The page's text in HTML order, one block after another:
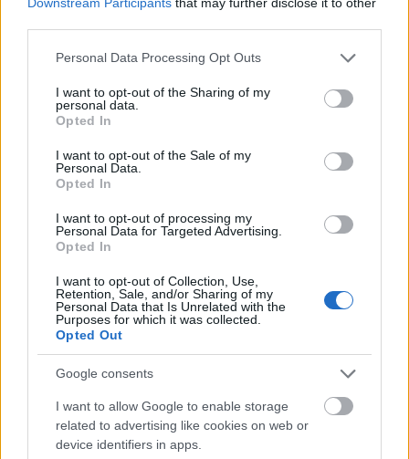
Please note that this website/app uses one or more Google
not limited to your visit or usage behaviour. You may click to
grant or deny consent to Google and its third-party tags to
use your data for below specified purposes in below Google
consent section.
Personal Data Processing Opt Outs
I want to opt-out of the Sharing of my
personal data.
Opted In
I want to opt-out of the Sale of my
Personal Data.
Opted In
I want to opt-out of processing my
Personal Data for Targeted Advertising.
Opted In
I want to opt-out of Collection, Use,
Retention, Sale, and/or Sharing of my
Personal Data that Is Unrelated with the
Purposes for which it was collected.
Opted Out
Google consents
I want to allow Google to enable storage
related to advertising like cookies on web or
device identifiers in apps.
2009. 09. 02.|Kultúrpart
Feloszlik a Cotton Club Singers. A formáció négy énekese és
hogy nem folytatják tovább együtt a zenélést. A csapat utolsó
Nógrád megyébe jön Louis Armstrong!
2009. 06. 23. Kultúrpart
nyár 2009 elnevezésű, augusztus 22-ig tartó
rendezvénysorozat; a programok sorában reggae fesztivál
és operettgála is várja az érdeklődőket a Nógrád megyei